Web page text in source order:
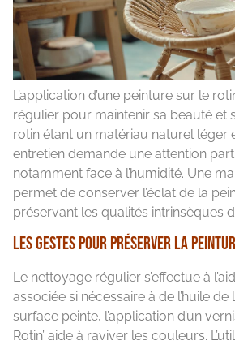
L’application d’une peinture sur le
régulier pour maintenir sa beauté et
rotin étant un matériau naturel léger
entretien demande une attention
notamment face à l’humidité. Une
permet de conserver l’éclat de la
préservant les qualités intrinsèques
Les gestes pour préserver la
Le nettoyage régulier s’effectue à
associée si nécessaire à de l’huile
surface peinte, l’application d’un
Rotin’ aide à raviver les couleurs.